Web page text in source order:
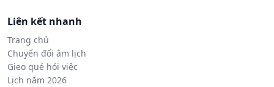
Liên kết nhanh
Trang chủ
Chuyển đổi âm lịch
Gieo quẻ hỏi việc
Lịch năm 2026